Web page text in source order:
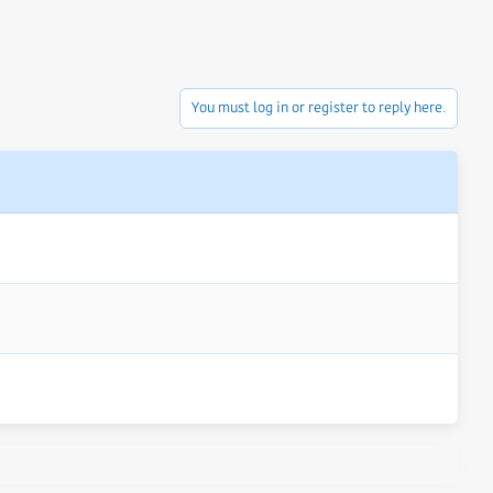
You must log in or register to reply here.